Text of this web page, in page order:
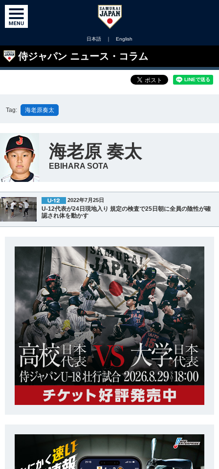
日本語 ｜ English
侍ジャパン ニュース・コラム
Tag: 海老原奏太
海老原 奏太
EBIHARA SOTA
2022年7月25日
U-12代表が24日現地入り 規定の検査で25日朝に全員の陰性が確
認され体を動かす